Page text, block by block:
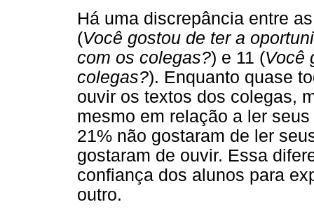
Há uma discrepância entre
(Você gostou de ter a
com os colegas?) e 11 (Você
colegas?). Enquanto quase
ouvir os textos dos colegas,
mesmo em relação a ler
21% não gostaram de ler
gostaram de ouvir. Essa
confiança dos alunos para
outro.